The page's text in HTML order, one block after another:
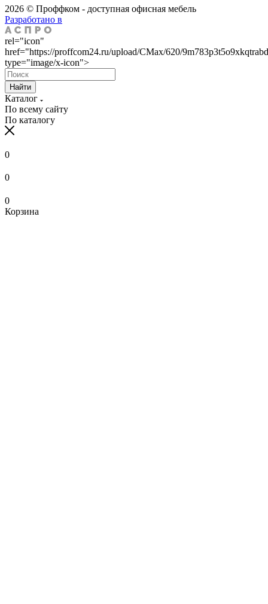
2026 © Проффком - доступная офисная мебель
Разработано в
rel="icon"
href="https://proffcom24.ru/upload/CMax/620/
type="image/x-icon">
Найти
Каталог
По всему сайту
По каталогу
0
0
0
Корзина